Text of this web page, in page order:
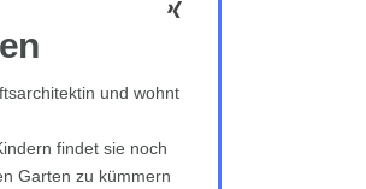
und wohnt
findet sie noch
Garten zu kümmern